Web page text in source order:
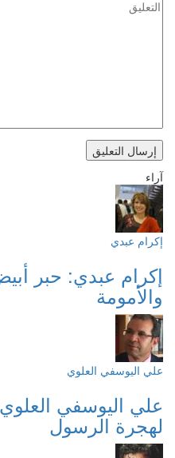
آراء
إكرام عبدي
إكرام عبدي: حبر
والأمومة
علي اليوسفي العلوي
علي اليوسفي
لهجرة الرسول